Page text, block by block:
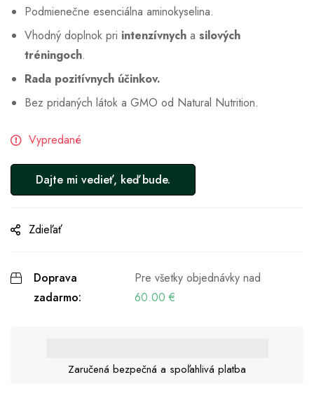
Podmienečne esenciálna aminokyselina.
Vhodný doplnok pri intenzívnych a silových
tréningoch.
Rada pozitívnych účinkov.
Bez pridaných látok a GMO od Natural Nutrition.
Vypredané
Zdieľať
Doprava
zadarmo:
Pre všetky objednávky nad
60.00 €
Zaručená bezpečná a spoľahlivá platba